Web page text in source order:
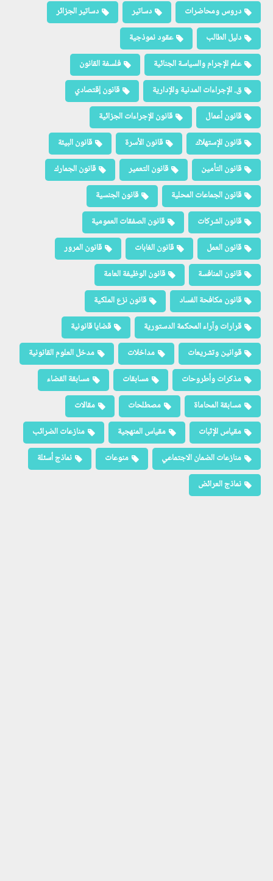
دروس ومحاضرات دساتير
دساتير الجزائر
دليل الطالب
عقود نموذجية
علم الإجرام والسياسة الجنائية
فلسفة القانون
ق. الإجراءات المدنية والإدارية
قانون إقتصادي
قانون أعمال
قانون الإجراءات الجزائية
قانون الإستهلاك
قانون الأسرة
قانون البيئة
قانون التأمين
قانون التعمير
قانون الجمارك
قانون الجماعات المحلية
قانون الجنسية
قانون الشركات
قانون الصفقات العمومية
قانون العمل
قانون الغابات
قانون المرور
قانون المنافسة
قانون الوظيفة العامة
قانون مكافحة الفساد
قانون نزع الملكية
قرارات وآراء المحكمة الدستورية
قضايا قانونية
قوانين وتشريعات
مداخلات
مدخل العلوم القانونية
مذكرات وأطروحات
مسابقات
مسابقة القضاء
مسابقة المحاماة
مصطلحات
مقالات
مقياس الإثبات
مقياس المنهجية
منازعات الضرائب
منازعات الضمان الاجتماعي
منوعات
نماذج أسئلة
نماذج العرائض